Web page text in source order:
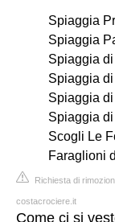
Spiaggia
Spiaggia
Spiaggia
Spiaggia
Spiaggia
Spiaggia
Scogli Le
Faraglioni
Richiesta di
costacrociere.it
Come ci si